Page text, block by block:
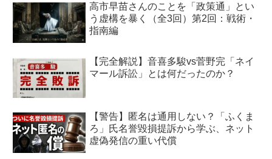
高市早苗さんのことを「政策通」とい
う虚構を暴く（全3回）第2回：戦術・
指南編
【完全解説】音喜多駿vs菅野完「ネイ
マール訴訟」とは何だったのか？
【警告】匿名は通用しない？「ふくま
ろ」氏名誉毀損提訴から学ぶ、ネット
虚偽発信の重い代償